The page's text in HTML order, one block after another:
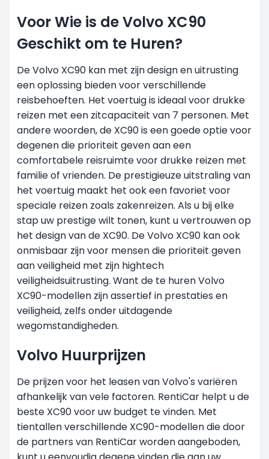
Voor Wie is de Volvo XC90
Geschikt om te Huren?
De Volvo XC90 kan met zijn design en uitrusting
een oplossing bieden voor verschillende
reisbehoeften. Het voertuig is ideaal voor drukke
reizen met een zitcapaciteit van 7 personen. Met
andere woorden, de XC90 is een goede optie voor
degenen die prioriteit geven aan een
comfortabele reisruimte voor drukke reizen met
familie of vrienden. De prestigieuze uitstraling van
het voertuig maakt het ook een favoriet voor
speciale reizen zoals zakenreizen. Als u bij elke
stap uw prestige wilt tonen, kunt u vertrouwen op
het design van de XC90. De Volvo XC90 kan ook
onmisbaar zijn voor mensen die prioriteit geven
aan veiligheid met zijn hightech
veiligheidsuitrusting. Want de te huren Volvo
XC90-modellen zijn assertief in prestaties en
veiligheid, zelfs onder uitdagende
wegomstandigheden.
Volvo Huurprijzen
De prijzen voor het leasen van Volvo's variëren
afhankelijk van vele factoren. RentiCar helpt u de
beste XC90 voor uw budget te vinden. Met
tientallen verschillende XC90-modellen die door
de partners van RentiCar worden aangeboden,